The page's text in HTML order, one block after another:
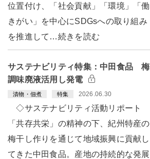
位置付け、「社会貢献」「環境」「働
きがい」を中心にSDGsへの取り組み
を推進して…続きを読む
サステナビリティ特集：中田食品 梅
調味廃液活用し発電
漬物・佃煮 特集 2026.06.30
◇サステナビリティ活動リポート
「共存共栄」の精神の下、紀州特産の
梅干し作りを通じて地域振興に貢献し
てきた中田食品。産地の持続的な発展